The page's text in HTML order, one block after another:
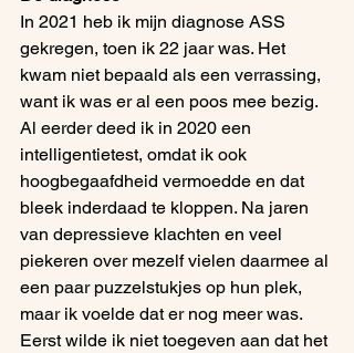
In 2021 heb ik mijn diagnose ASS
gekregen, toen ik 22 jaar was. Het
kwam niet bepaald als een verrassing,
want ik was er al een poos mee bezig.
Al eerder deed ik in 2020 een
intelligentietest, omdat ik ook
hoogbegaafdheid vermoedde en dat
bleek inderdaad te kloppen. Na jaren
van depressieve klachten en veel
piekeren over mezelf vielen daarmee al
een paar puzzelstukjes op hun plek,
maar ik voelde dat er nog meer was.
Eerst wilde ik niet toegeven aan dat het